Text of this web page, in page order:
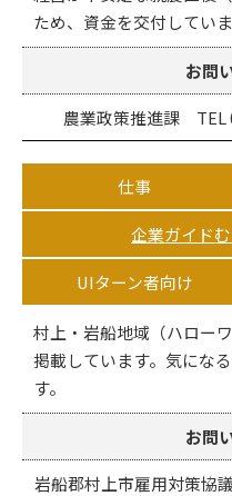
ため、資金を交付していま
お問
農業政策推進課 TEL
仕事
企業ガイドむ
UIターン者向け
村上・岩船地域（ハロー
掲載しています。気にな
す。
お問
岩船郡村上市雇用対策協